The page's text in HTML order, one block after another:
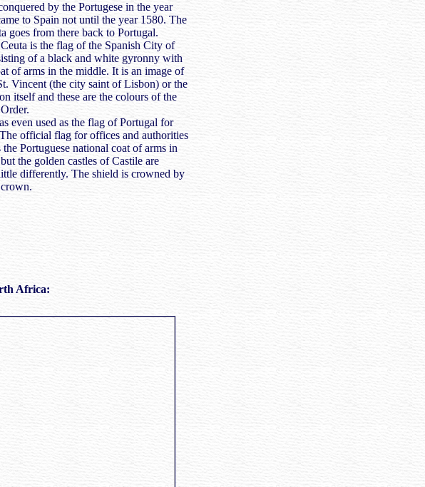
by the Portugese in the year
to Spain not until the year 1580. The
goes from there back to Portugal.
is the flag of the Spanish City of
of a black and white gyronny with
of arms in the middle. It is an image of
Vincent (the city saint of Lisbon) or the
itself and these are the colours of the
even used as the flag of Portugal for
official flag for offices and authorities
the Portuguese national coat of arms in
the golden castles of Castile are
differently. The shield is crowned by
Africa: